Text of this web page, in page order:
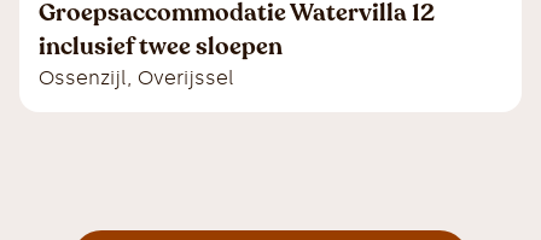
Groepsaccommodatie Watervilla 12
inclusief twee sloepen
Ossenzijl Overijssel